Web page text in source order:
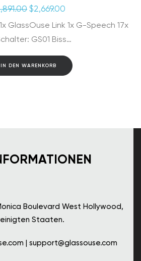
Ursprünglicher
war:
$2,891.00
$2,669.00
ist:
$2,669.00.
GlassOuse Link 1x G-Speech 17x
GS01 Biss…
IN DEN WARENKORB
Boulevard West Hollywood,
Staaten.
| support@glassouse.com